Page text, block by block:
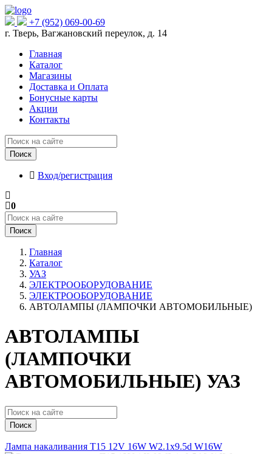
+7 (952) 069-00-69
г. Тверь, Вагжановский переулок, д. 14
Главная
Каталог
Магазины
Доставка и Оплата
Бонусные карты
Акции
Контакты
Поиск
Вход/регистрация
0
Поиск
Главная
Каталог
УАЗ
ЭЛЕКТРООБОРУДОВАНИЕ
ЭЛЕКТРООБОРУДОВАНИЕ
АВТОЛАМПЫ (ЛАМПОЧКИ АВТОМОБИЛЬНЫЕ)
АВТОЛАМПЫ
(ЛАМПОЧКИ
АВТОМОБИЛЬНЫЕ) УАЗ
Поиск
Лампа накаливания Т15 12V 16W W2.1x9.5d W16W